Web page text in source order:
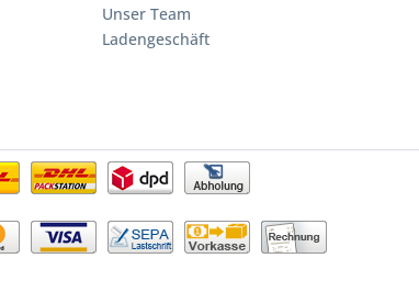
Unser Team
Ladengeschäft